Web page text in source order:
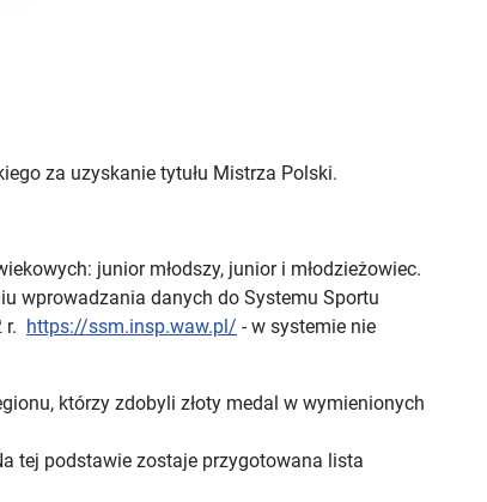
za uzyskanie tytułu Mistrza Polski.
junior młodszy, junior i młodzieżowiec.
wprowadzania danych do Systemu Sportu
r. https://ssm.insp.waw.pl/ - w systemie nie
którzy zdobyli złoty medal w wymienionych
tej podstawie zostaje przygotowana lista